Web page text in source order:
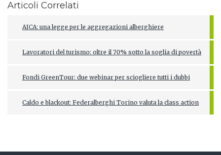
Articoli Correlati
AICA: una legge per le aggregazioni alberghiere
Lavoratori del turismo: oltre il 70% sotto la soglia di povertà
Fondi GreenTour: due webinar per sciogliere tutti i dubbi
Caldo e blackout: Federalberghi Torino valuta la class action